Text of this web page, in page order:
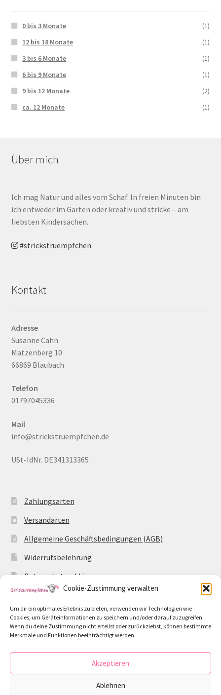
Cookie-Zustimmung verwalten
Um dir ein optimales Erlebnis zu bieten, verwenden wir Technologien wie
Cookies, um Geräteinformationen zu speichern und/oder darauf zuzugreifen.
Wenn du deine Zustimmung nicht erteilst oder zurückziehst, können bestimmte
Merkmale und Funktionen beeinträchtigt werden.
Akzeptieren
Ablehnen
0 bis 3 Monate
(1)
12 bis 18 Monate
(1)
3 bis 6 Monate
(1)
6 bis 9 Monate
(1)
9 bis 12 Monate
(2)
ca. 12 Monate
(1)
Über mich
Ich mag Natur und alles vom Schaf. In freien Minuten bin
ich entweder im Garten oder kreativ und stricke – am
liebsten Kindersachen.
#strickstruempfchen
Kontakt
Adresse
Susanne Cahn
Matzenberg 10
66869 Blaubach
Telefon
01797045336
Mail
info@strickstruempfchen.de
USt-IdNr. DE341313365
Zahlungsarten
Versandarten
Allgemeine Geschäftsbedingungen (AGB)
Widerrufsbelehrung
Datenschutzerklärung
Impressum
Cookie-Richtlinie (EU)
© Strickstrümpfchen 2026
Erstellt mit WooCommerce